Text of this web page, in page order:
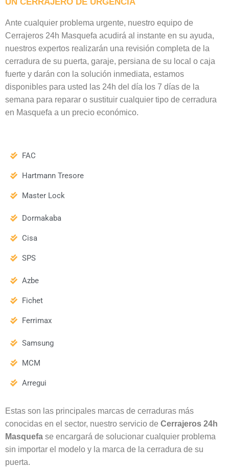
Ante cualquier problema urgente, nuestro equipo de
Cerrajeros 24h Masquefa acudirá al instante en su ayuda,
nuestros expertos realizarán una revisión completa de la
cerradura de su puerta, garaje, persiana de su local o caja
fuerte y darán con la solución inmediata, estamos
disponibles para usted las 24h del día los 7 días de la
semana para reparar o sustituir cualquier tipo de cerradura
en Masquefa a un precio económico.
FAC
Hartmann Tresore
Master Lock
Dormakaba
Cisa
SPS
Azbe
Fichet
Ferrimax
Samsung
MCM
Arregui
Estas son las principales marcas de cerraduras más
conocidas en el sector, nuestro servicio de Cerrajeros 24h
Masquefa se encargará de solucionar cualquier problema
sin importar el modelo y la marca de la cerradura de su
puerta.